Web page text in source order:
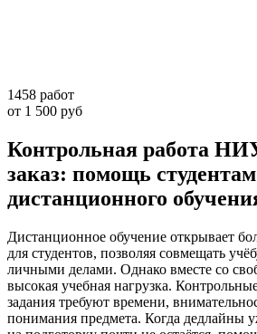
1458 работ
от 1 500 руб
Контрольная работа
заказ: помощь студентам
дистанционного
Дистанционное обучение открывает
для студентов, позволяя совмещать
личными делами. Однако вместе со
высокая учебная нагрузка.
задания требуют времени,
понимания предмета. Когда дедлайны